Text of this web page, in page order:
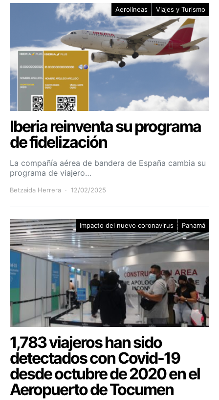
Aerolíneas Viajes y Turismo
Iberia reinventa su programa
de fidelización
La compañía aérea de bandera de España cambia su
programa de viajero…
Betzaida Herrera 12/02/2025
Impacto del nuevo coronavirus Panamá
1,783 viajeros han sido
detectados con Covid-19
desde octubre de 2020 en el
Aeropuerto de Tocumen